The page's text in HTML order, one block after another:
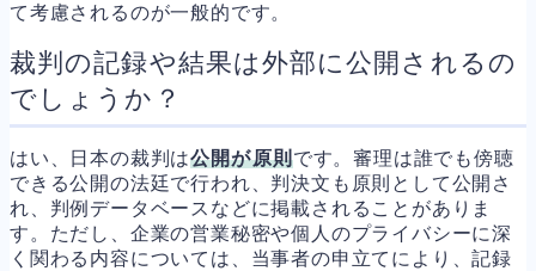
て考慮されるのが一般的です。
裁判の記録や結果は外部に公開されるの
でしょうか？
はい、日本の裁判は公開が原則です。審理は誰でも傍聴
できる公開の法廷で行われ、判決文も原則として公開さ
れ、判例データベースなどに掲載されることがありま
す。ただし、企業の営業秘密や個人のプライバシーに深
く関わる内容については、当事者の申立てにより、記録